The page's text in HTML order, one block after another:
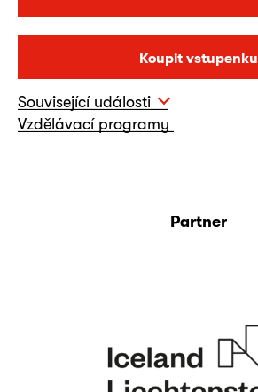
Koupit vstupenku
Související události
Vzdělávací programy
Partner